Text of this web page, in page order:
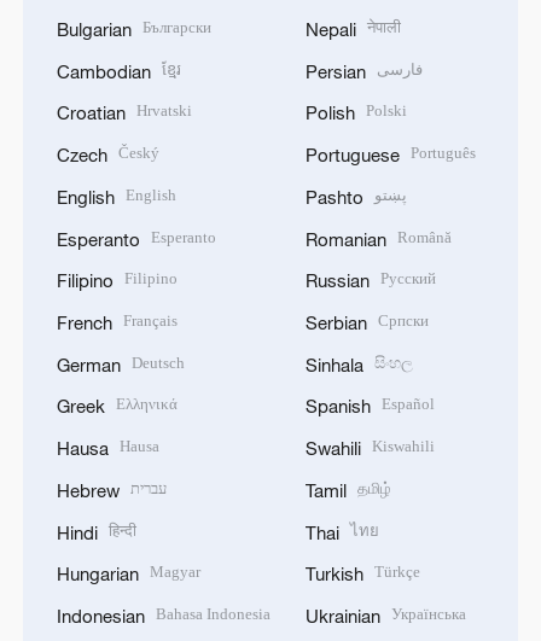
Bulgarian Български
Cambodian ខ្មែរ
Croatian Hrvatski
Czech Český
English English
Esperanto Esperanto
Filipino Filipino
French Français
German Deutsch
Greek Ελληνικά
Hausa Hausa
Hebrew עברית
Hindi हिन्दी
Hungarian Magyar
Indonesian Bahasa Indonesia
Nepali नेपाली
Persian فارسی
Polish Polski
Portuguese Português
Pashto پښتو
Romanian Română
Russian Русский
Serbian Српски
Sinhala සිංහල
Spanish Español
Swahili Kiswahili
Tamil தமிழ்
Thai ไทย
Turkish Türkçe
Ukrainian Українська